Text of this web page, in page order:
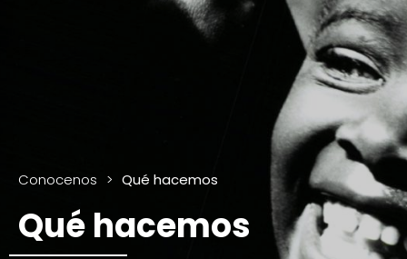
Conocenos > Qué hacemos
Qué hacemos